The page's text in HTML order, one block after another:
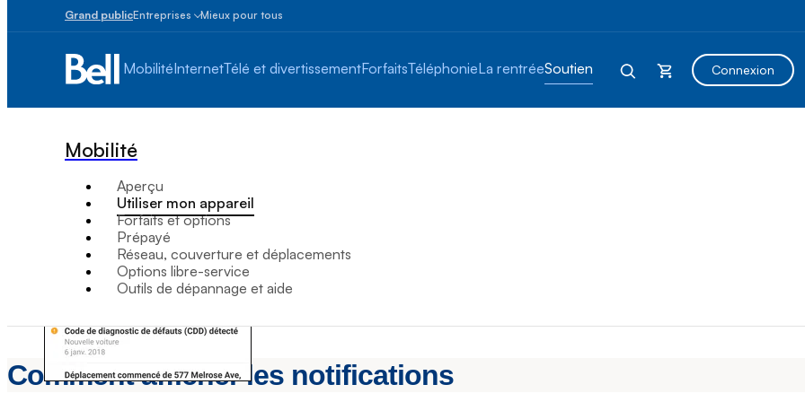
Grand publicEntreprises
entreprises
100
Moyennes
grandes
Plus
de
100
employés
Mieux pour tous
MobilitéInternetTélé et divertissementForfaitsTéléphonieLa rentréeSoutien Connexion
Mobilité
Aperçu
Utiliser mon appareil
Forfaits et options
Prépayé
Réseau, couverture et déplacements
Options libre-service
Outils de dépannage et aide
Comment afficher les notifications